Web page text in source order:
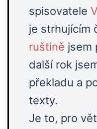
spisovatele
je strhujícím
ruštině jsem
další rok
překladu a
texty.
Je to, pro